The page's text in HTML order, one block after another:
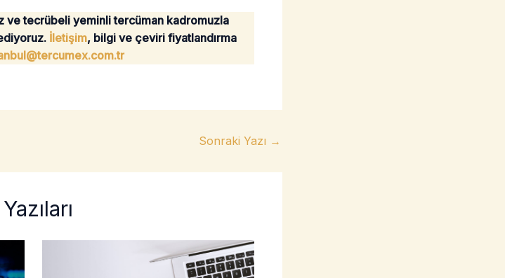
tecrübeli yeminli tercüman kadromuzla
İletişim, bilgi ve çeviri fiyatlandırma
Sonraki Yazı →